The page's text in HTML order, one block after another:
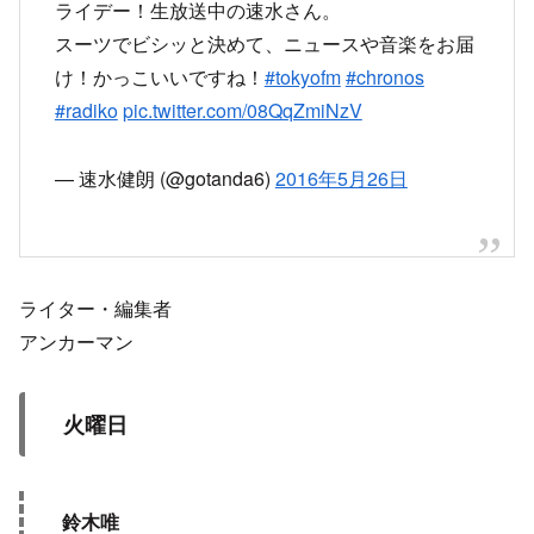
ライデー！生放送中の速水さん。
スーツでビシッと決めて、ニュースや音楽をお届
け！かっこいいですね！ #tokyofm#chronos
#radikopic.twitter.com/08QqZmiNzV
— 速水健朗 (@gotanda6) 2016年5月26日
ライター・編集者
アンカーマン
火曜日
鈴木唯